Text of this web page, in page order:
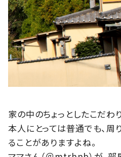
家の中のちょっとしたこだわり
本人にとっては普通でも、周
ることがありますよね。